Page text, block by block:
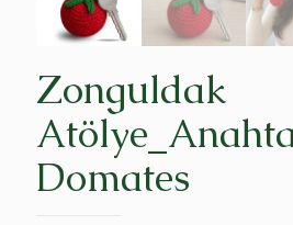
Zonguldak
Domates